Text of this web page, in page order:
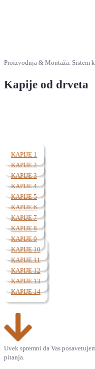
Proizvodnja & Montaža. Sistem
Kapije od drveta
KAPIJE 1
KAPIJE 2
KAPIJE 3
KAPIJE 4
KAPIJE 5
KAPIJE 6
KAPIJE 7
KAPIJE 8
KAPIJE 9
KAPIJE 10
KAPIJE 11
KAPIJE 12
KAPIJE 13
KAPIJE 14
Uvek spremni da Vas
pitanja.